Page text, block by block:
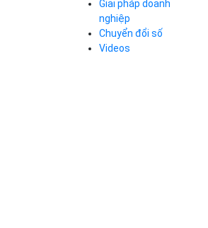
Traffic Manager
Cloud VPS
Kafka
Videos
Giải pháp doanh
nghiệp
Chuyển đổi số
Videos